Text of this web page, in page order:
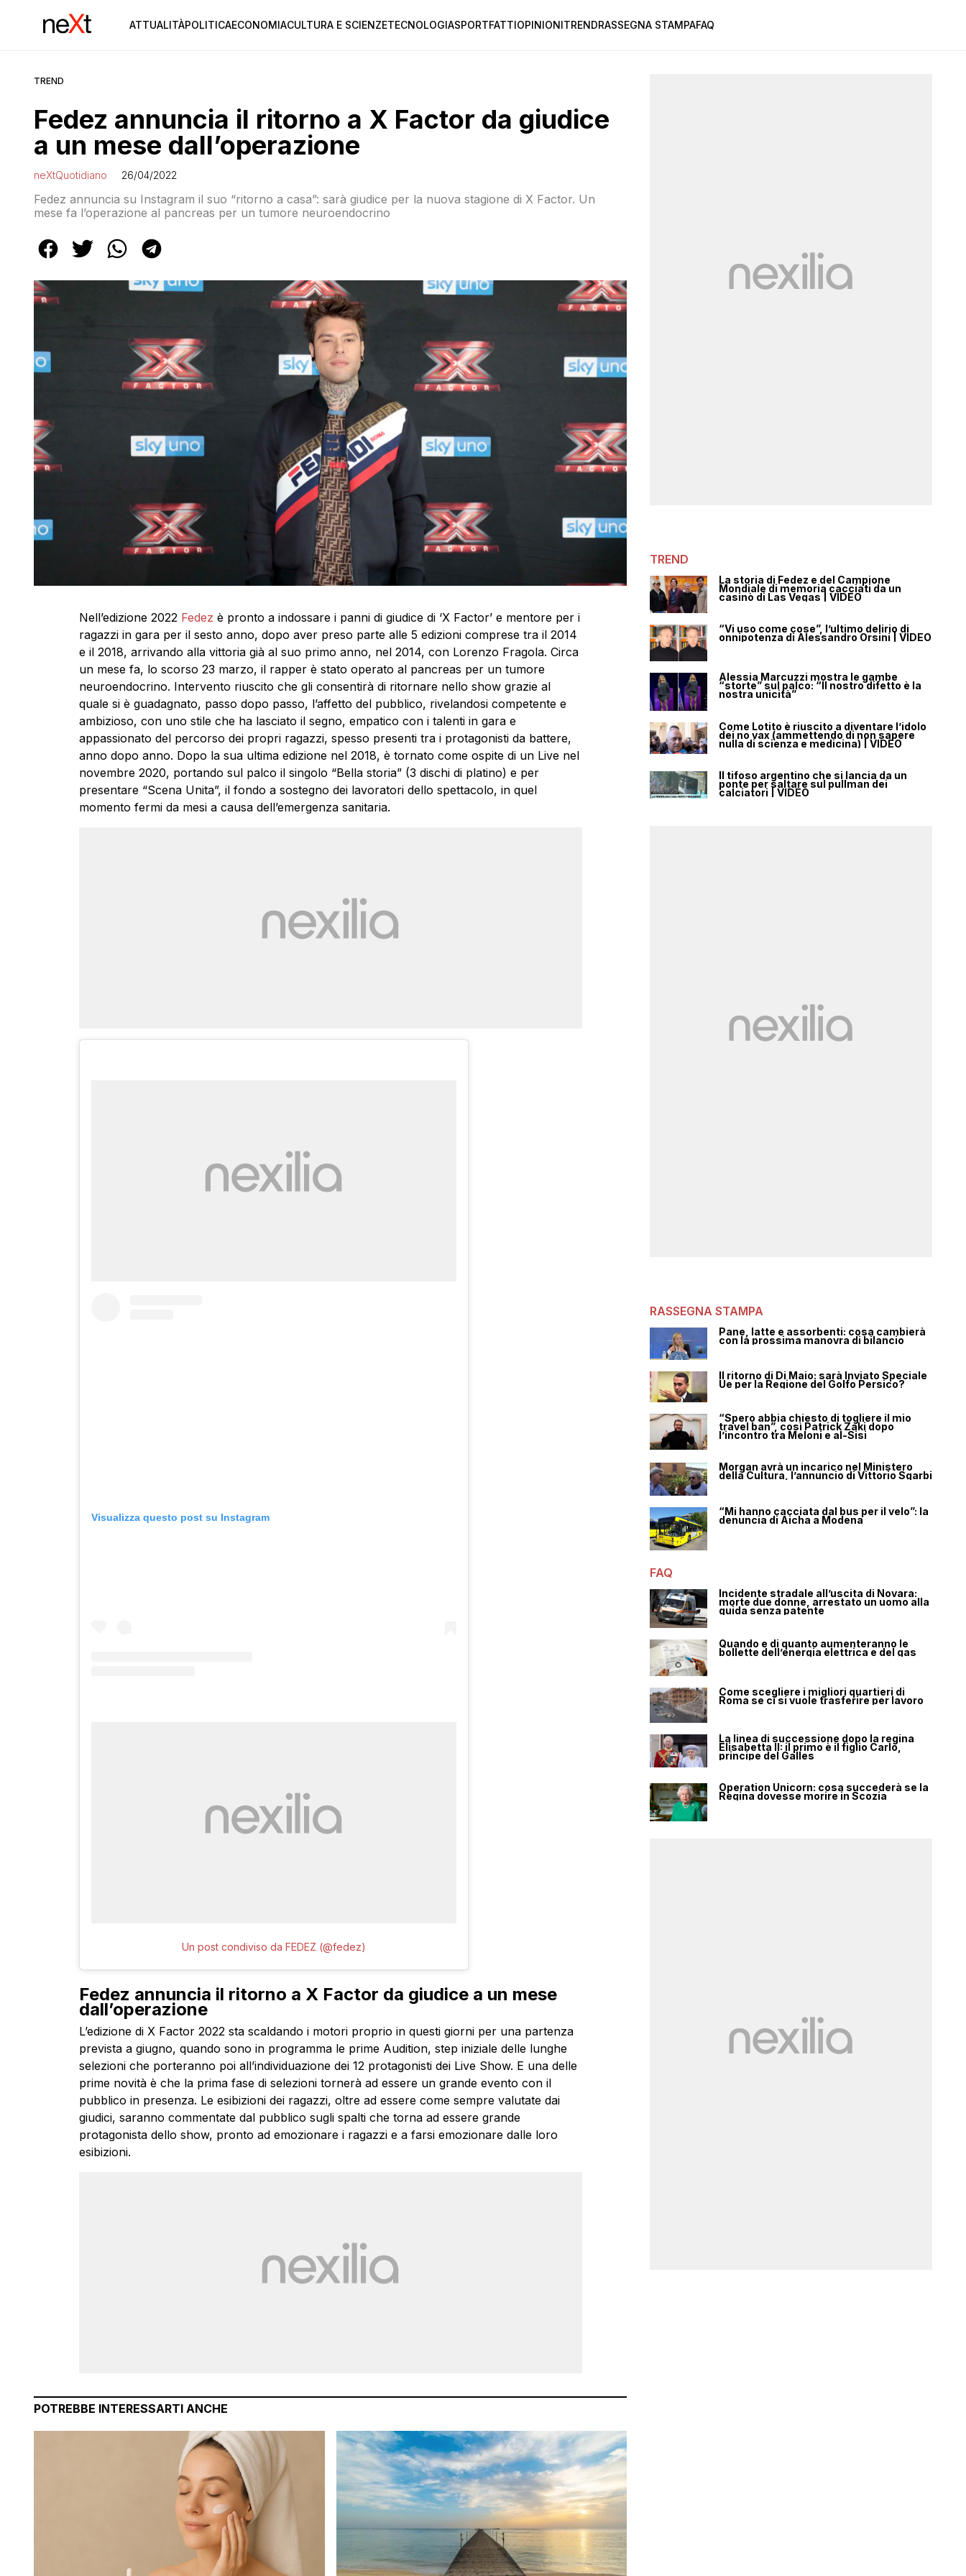
ATTUALITÀPOLITICAECONOMIACULTURA E SCIENZETECNOLOGIASPORTFATTIOPINIONITRENDRASSEGNA STAMPAFAQ
TREND
Fedez annuncia il ritorno a X Factor da giudice
a un mese dall’operazione
neXtQuotidiano 26/04/2022
Fedez annuncia su Instagram il suo “ritorno a casa”: sarà giudice per la nuova stagione di X Factor. Un
mese fa l’operazione al pancreas per un tumore neuroendocrino
Nell’edizione 2022 Fedez è pronto a indossare i panni di giudice di ‘X Factor’ e mentore per i
ragazzi in gara per il sesto anno, dopo aver preso parte alle 5 edizioni comprese tra il 2014
e il 2018, arrivando alla vittoria già al suo primo anno, nel 2014, con Lorenzo Fragola. Circa
un mese fa, lo scorso 23 marzo, il rapper è stato operato al pancreas per un tumore
neuroendocrino. Intervento riuscito che gli consentirà di ritornare nello show grazie al
quale si è guadagnato, passo dopo passo, l’affetto del pubblico, rivelandosi competente e
ambizioso, con uno stile che ha lasciato il segno, empatico con i talenti in gara e
appassionato del percorso dei propri ragazzi, spesso presenti tra i protagonisti da battere,
anno dopo anno. Dopo la sua ultima edizione nel 2018, è tornato come ospite di un Live nel
novembre 2020, portando sul palco il singolo “Bella storia” (3 dischi di platino) e per
presentare “Scena Unita”, il fondo a sostegno dei lavoratori dello spettacolo, in quel
momento fermi da mesi a causa dell’emergenza sanitaria.
Visualizza questo post su Instagram
Un post condiviso da FEDEZ (@fedez)
Fedez annuncia il ritorno a X Factor da giudice a un mese
dall’operazione
L’edizione di X Factor 2022 sta scaldando i motori proprio in questi giorni per una partenza
prevista a giugno, quando sono in programma le prime Audition, step iniziale delle lunghe
selezioni che porteranno poi all’individuazione dei 12 protagonisti dei Live Show. E una delle
prime novità è che la prima fase di selezioni tornerà ad essere un grande evento con il
pubblico in presenza. Le esibizioni dei ragazzi, oltre ad essere come sempre valutate dai
giudici, saranno commentate dal pubblico sugli spalti che torna ad essere grande
protagonista dello show, pronto ad emozionare i ragazzi e a farsi emozionare dalle loro
esibizioni.
POTREBBE INTERESSARTI ANCHE
TREND
La storia di Fedez e del Campione
Mondiale di memoria cacciati da un
casinò di Las Vegas | VIDEO
“Vi uso come cose”, l’ultimo delirio di
onnipotenza di Alessandro Orsini | VIDEO
Alessia Marcuzzi mostra le gambe
“storte” sul palco: “Il nostro difetto è la
nostra unicità”
Come Lotito è riuscito a diventare l’idolo
dei no vax (ammettendo di non sapere
nulla di scienza e medicina) | VIDEO
Il tifoso argentino che si lancia da un
ponte per saltare sul pullman dei
calciatori | VIDEO
RASSEGNA STAMPA
Pane, latte e assorbenti: cosa cambierà
con la prossima manovra di bilancio
Il ritorno di Di Maio: sarà Inviato Speciale
Ue per la Regione del Golfo Persico?
“Spero abbia chiesto di togliere il mio
travel ban”, così Patrick Zaki dopo
l’incontro tra Meloni e al-Sisi
Morgan avrà un incarico nel Ministero
della Cultura, l’annuncio di Vittorio Sgarbi
“Mi hanno cacciata dal bus per il velo”: la
denuncia di Aicha a Modena
FAQ
Incidente stradale all’uscita di Novara:
morte due donne, arrestato un uomo alla
guida senza patente
Quando e di quanto aumenteranno le
bollette dell’energia elettrica e del gas
Come scegliere i migliori quartieri di
Roma se ci si vuole trasferire per lavoro
La linea di successione dopo la regina
Elisabetta II: il primo è il figlio Carlo,
principe del Galles
Operation Unicorn: cosa succederà se la
Regina dovesse morire in Scozia